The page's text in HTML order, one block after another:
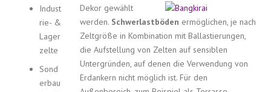
Indust
rie- &
Lager
zelte
Sond
erbau
Dekor gewählt
werden. Schwerlastböden ermöglichen, je nach
Zeltgröße in Kombination mit Ballastierungen,
die Aufstellung von Zelten auf sensiblen
Untergründen, auf denen die Verwendung von
Erdankern nicht möglich ist. Für den